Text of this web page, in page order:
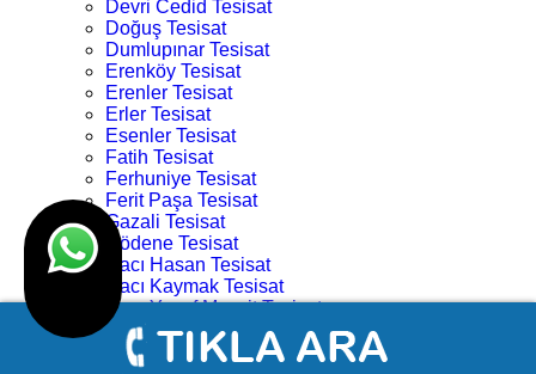
Devri Cedid Tesisat
Doğuş Tesisat
Dumlupınar Tesisat
Erenköy Tesisat
Erenler Tesisat
Erler Tesisat
Esenler Tesisat
Fatih Tesisat
Ferhuniye Tesisat
Ferit Paşa Tesisat
Gazali Tesisat
Gödene Tesisat
Hacı Hasan Tesisat
Hacı Kaymak Tesisat
Hacı Yusuf Mescit Tesisat
Hacıveyiszade Tesisat
Hamza Oğlu Tesisat